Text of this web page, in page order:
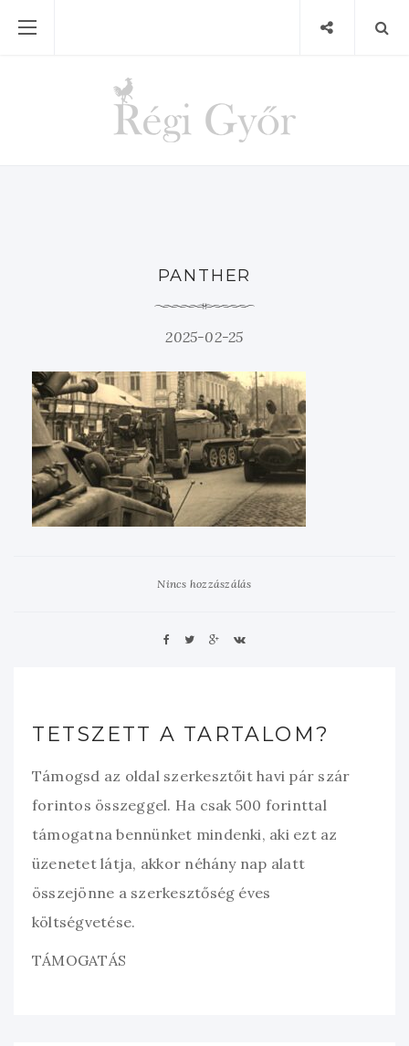
PANTHER
2025-02-25
Nincs hozzászálás
TETSZETT A TARTALOM?
Támogsd az oldal szerkesztőit havi pár szár
forintos összeggel. Ha csak 500 forinttal
támogatna bennünket mindenki, aki ezt az
üzenetet látja, akkor néhány nap alatt
összejönne a szerkesztőség éves
költségvetése.
TÁMOGATÁS